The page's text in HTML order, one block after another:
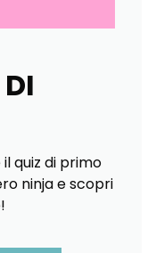
quiz di primo
ninja e scopri